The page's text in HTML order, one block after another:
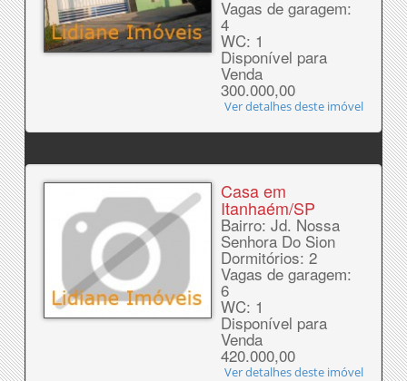
Vagas de garagem:
4
WC: 1
Disponível para
Venda
300.000,00
Ver detalhes deste imóvel
Casa em
Itanhaém/SP
Bairro: Jd. Nossa
Senhora Do Sion
Dormitórios: 2
Vagas de garagem:
6
WC: 1
Disponível para
Venda
420.000,00
Ver detalhes deste imóvel